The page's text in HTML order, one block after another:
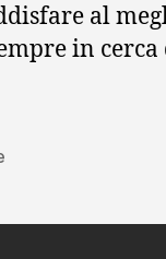
al
in cerca